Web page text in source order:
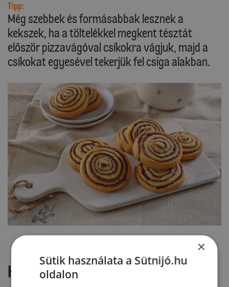
Tipp:
Még szebbek és formásabbak lesznek a
kekszek, ha a töltelékkel megkent tésztát
először pizzavágóval csíkokra vágjuk, majd a
csíkokat egyesével tekerjük fel csiga alakban.
Hozzászólások
×
Sütik használata a Sütnijó.hu
oldalon